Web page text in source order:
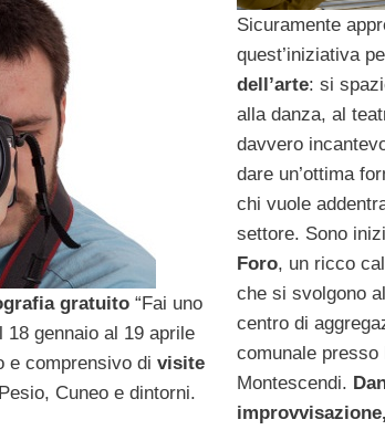
gratuito “Fai uno
gennaio al 19 aprile
e comprensivo di visite
Cuneo e dintorni.
Sicuramente
quest’iniziativa
dell’arte: si
alla danza, al
davvero
dare un’ottima
chi vuole
settore. Sono
Foro, un ricco
che si svolgono
centro di
comunale presso
Montescendi.